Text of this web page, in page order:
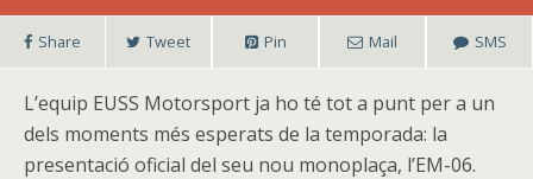
Share Tweet Pin Mail SMS
L’equip EUSS Motorsport ja ho té tot a punt per a un
dels moments més esperats de la temporada: la
presentació oficial del seu nou monoplaça, l’EM-06.